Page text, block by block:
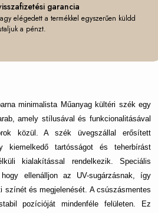
garancia
elégedett a termékkel egyszerűen küldd
a pénzt.
minimalista Műanyag kültéri szék egy
amely stílusával és funkcionalitásával
közül. A szék üvegszállal erősített
kiemelkedő tartósságot és teherbírást
kialakítással rendelkezik. Speciális
ellenálljon az UV-sugárzásnak, így
színét és megjelenését. A csúszásmentes
pozícióját mindenféle felületen. Ez